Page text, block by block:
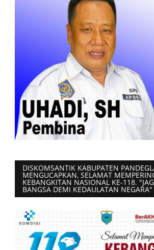
DISKOMSANTIK KABUPATEN
MENGUCAPKAN, SELAMAT
KEBANGKITAN NASIONAL KE-118.
BANGSA DEMI KEDAULATAN NEGARA"